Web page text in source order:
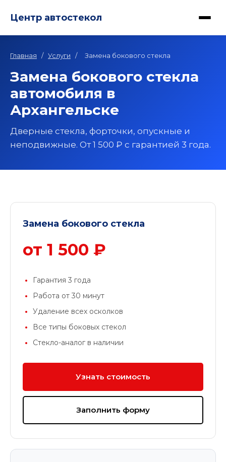
Центр автостекол
Главная / Услуги / Замена бокового стекла
Замена бокового стекла
автомобиля в
Архангельске
Дверные стекла, форточки, опускные и
неподвижные. От 1 500 ₽ с гарантией 3 года.
Замена бокового стекла
от 1 500 ₽
Гарантия 3 года
Работа от 30 минут
Удаление всех осколков
Все типы боковых стекол
Стекло-аналог в наличии
Узнать стоимость
Заполнить форму